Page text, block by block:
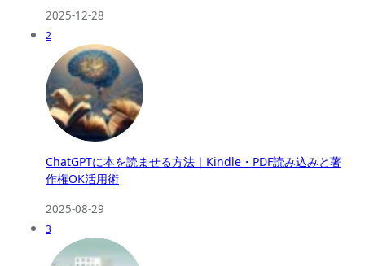
2025-12-28
2
ChatGPTに本を読ませる方法｜Kindle・PDF読み込みと著
作権OK活用術
2025-08-29
3